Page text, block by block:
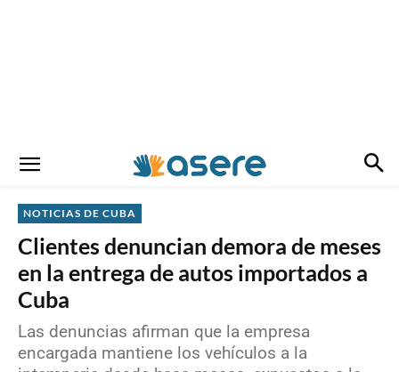
NOTICIAS DE CUBA
Clientes denuncian demora de meses
en la entrega de autos importados a
Cuba
Las denuncias afirman que la empresa
encargada mantiene los vehículos a la